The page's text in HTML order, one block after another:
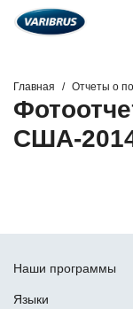
Главная Отчеты о
США-
Наши программы
Языки